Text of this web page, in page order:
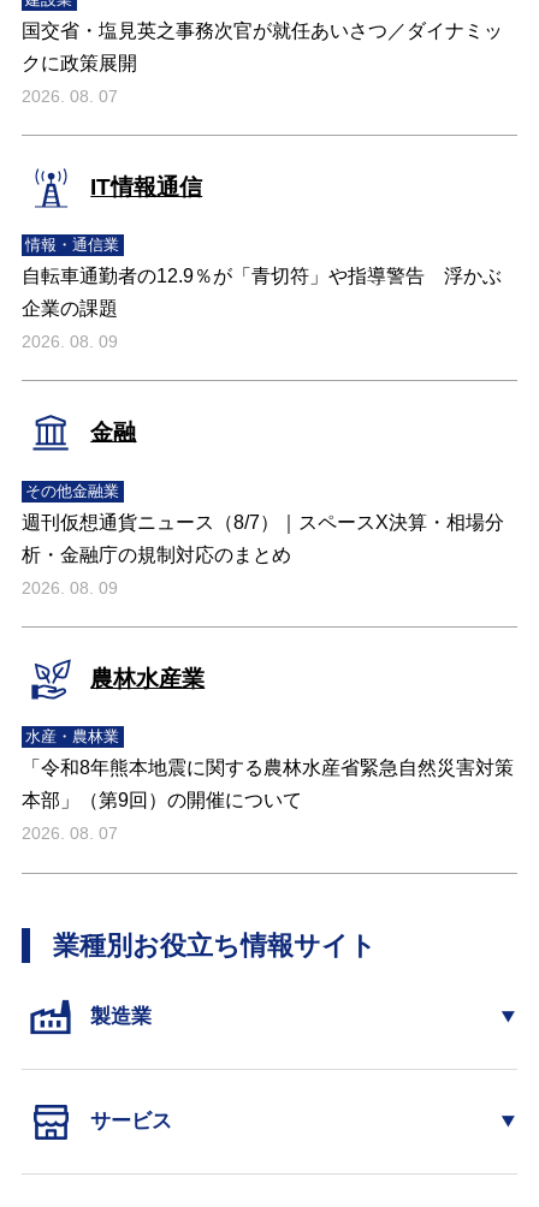
国交省・塩見英之事務次官が就任あいさつ／ダイナミッ
クに政策展開
2026. 08. 07
IT情報通信
情報・通信業
自転車通勤者の12.9％が「青切符」や指導警告 浮かぶ
企業の課題
2026. 08. 09
金融
その他金融業
週刊仮想通貨ニュース（8/7）｜スペースX決算・相場分
析・金融庁の規制対応のまとめ
2026. 08. 09
農林水産業
水産・農林業
「令和8年熊本地震に関する農林水産省緊急自然災害対策
本部」（第9回）の開催について
2026. 08. 07
業種別お役立ち情報サイト
製造業
サービス